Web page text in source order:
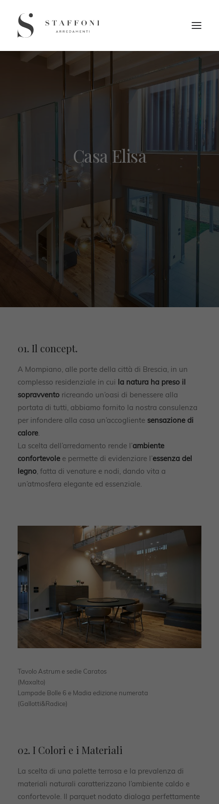
Casa Elisa
01. Il concept.
A Mompiano, alle porte della città di Brescia, in un
complesso residenziale in cui la natura ha preso il
sopravvento ricreando un’oasi di benessere alla
portata di tutti, abbiamo fornito la nostra consulenza
per infondere alla casa un’accogliente sensazione di
calore.
La scelta dell’arredamento rende l’ambiente
confortevole e permette di evidenziare l’essenza del
legno, fatta di venature e nodi, dando vita a
un’atmosfera elegante ed essenziale.
Tavolo Astrum e sedie Caratos
(Maxalto)
Lampade Bolle 6 e Madia edizione numerata
(Gallotti&Radice)
02. I Colori e i Materiali
La scelta di una palette terrosa e la prevalenza di
materiali naturali caratterizzano l’ambiente caldo e
confortevole. Il parquet nodato dialoga perfettamente